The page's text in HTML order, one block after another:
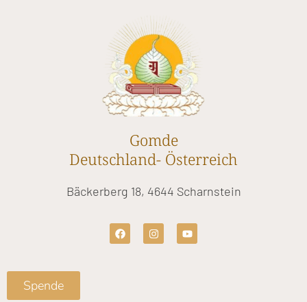
Gomde
Deutschland- Österreich
Bäckerberg 18, 4644 Scharnstein
F
a
c
I
n
s
Y
o
u
Spende